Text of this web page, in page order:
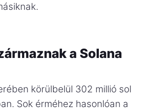
a Solana
körülbelül 302 millió sol
Sok érméhez hasonlóan a